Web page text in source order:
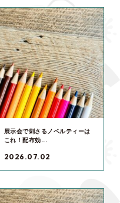
展示会で刺さるノベルティーは
これ！配布効...
2026.07.02